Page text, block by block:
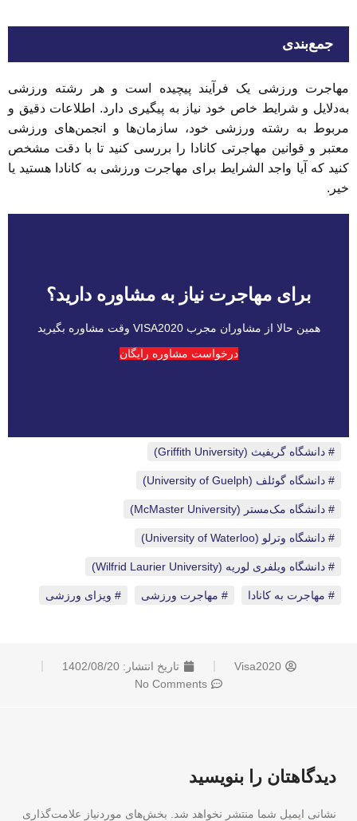
جمع‌بندی
مهاجرت ورزشی یک فرآیند پیچیده است و هر رشته ورزشی
به‌دلایل و شرایط خاص خود نیاز به پیگیری دارد. اطلاعات دقیق و
مربوط به رشته ورزشی خود، سازمان‌ها و انجمن‌های ورزشی
معتبر و قوانین مهاجرتی کانادا را بررسی کنید تا با دقت مشخص
کنید که آیا واجد الشرایط برای مهاجرت ورزشی به کانادا هستید یا
خیر.
برای مهاجرت نیاز به مشاوره دارید؟
همین حالا از مشاوران مجرب VISA2020 وقت مشاوره بگیرید
درخواست مشاوره رایگان
دانشگاه گریفیث (Griffith University)
دانشگاه گوئلف (University of Guelph)
دانشگاه مک‌مستر (McMaster University)
دانشگاه وترلو (University of Waterloo)
دانشگاه ویلفری لوریه (Wilfrid Laurier University)
مهاجرت به کانادا مهاجرت ورزشی ویزای ورزشی
Visa2020 تاریخ انتشار: 1402/08/20
No Comments
دیدگاهتان را بنویسید
نشانی ایمیل شما منتشر نخواهد شد.
بخش‌های موردنیاز علامت‌گذاری